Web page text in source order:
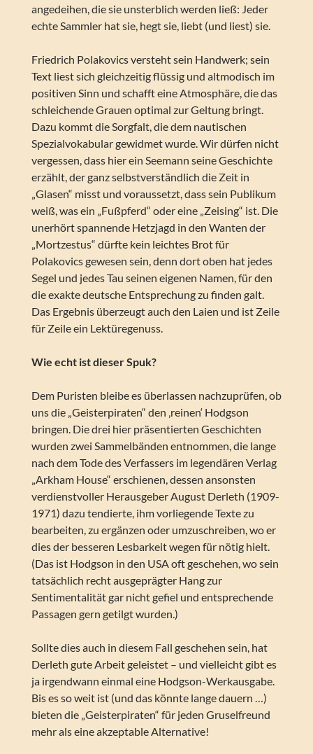
angedeihen, die sie unsterblich werden ließ: Jeder
echte Sammler hat sie, hegt sie, liebt (und liest) sie.
Friedrich Polakovics versteht sein Handwerk; sein
Text liest sich gleichzeitig flüssig und altmodisch im
positiven Sinn und schafft eine Atmosphäre, die das
schleichende Grauen optimal zur Geltung bringt.
Dazu kommt die Sorgfalt, die dem nautischen
Spezialvokabular gewidmet wurde. Wir dürfen nicht
vergessen, dass hier ein Seemann seine Geschichte
erzählt, der ganz selbstverständlich die Zeit in
„Glasen“ misst und voraussetzt, dass sein Publikum
weiß, was ein „Fußpferd“ oder eine „Zeising“ ist. Die
unerhört spannende Hetzjagd in den Wanten der
„Mortzestus“ dürfte kein leichtes Brot für
Polakovics gewesen sein, denn dort oben hat jedes
Segel und jedes Tau seinen eigenen Namen, für den
die exakte deutsche Entsprechung zu finden galt.
Das Ergebnis überzeugt auch den Laien und ist Zeile
für Zeile ein Lektüregenuss.
Wie echt ist dieser Spuk?
Dem Puristen bleibe es überlassen nachzuprüfen, ob
uns die „Geisterpiraten“ den ‚reinen‘ Hodgson
bringen. Die drei hier präsentierten Geschichten
wurden zwei Sammelbänden entnommen, die lange
nach dem Tode des Verfassers im legendären Verlag
„Arkham House“ erschienen, dessen ansonsten
verdienstvoller Herausgeber August Derleth (1909-
1971) dazu tendierte, ihm vorliegende Texte zu
bearbeiten, zu ergänzen oder umzuschreiben, wo er
dies der besseren Lesbarkeit wegen für nötig hielt.
(Das ist Hodgson in den USA oft geschehen, wo sein
tatsächlich recht ausgeprägter Hang zur
Sentimentalität gar nicht gefiel und entsprechende
Passagen gern getilgt wurden.)
Sollte dies auch in diesem Fall geschehen sein, hat
Derleth gute Arbeit geleistet – und vielleicht gibt es
ja irgendwann einmal eine Hodgson-Werkausgabe.
Bis es so weit ist (und das könnte lange dauern …)
bieten die „Geisterpiraten“ für jeden Gruselfreund
mehr als eine akzeptable Alternative!